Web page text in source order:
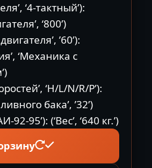
‘4-тактный’):
‘800’)
’60’):
‘Механика с
‘H/L/N/R/P’):
бака’, ’32’)
92-95’): (‘Вес’, ‘640 кг.’)